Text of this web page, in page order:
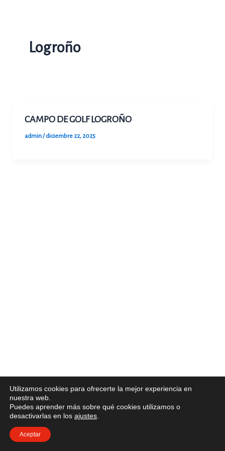
Logroño
CAMPO DE GOLF LOGROÑO
admin/diciembre 22, 2025
Utilizamos cookies para ofrecerte la mejor experiencia en
nuestra web.
Puedes aprender más sobre qué cookies utilizamos o
desactivarlas en los ajustes
Aceptar